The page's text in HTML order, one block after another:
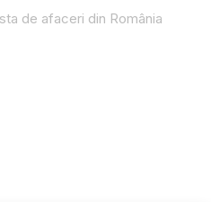
de afaceri din România